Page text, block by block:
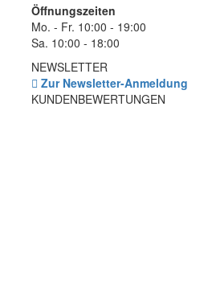
Öffnungszeiten
Mo. - Fr. 10:00 - 19:00
Sa. 10:00 - 18:00
NEWSLETTER
Zur Newsletter-Anmeldung
KUNDENBEWERTUNGEN